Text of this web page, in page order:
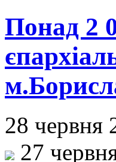
Понад 2
28 червня
27